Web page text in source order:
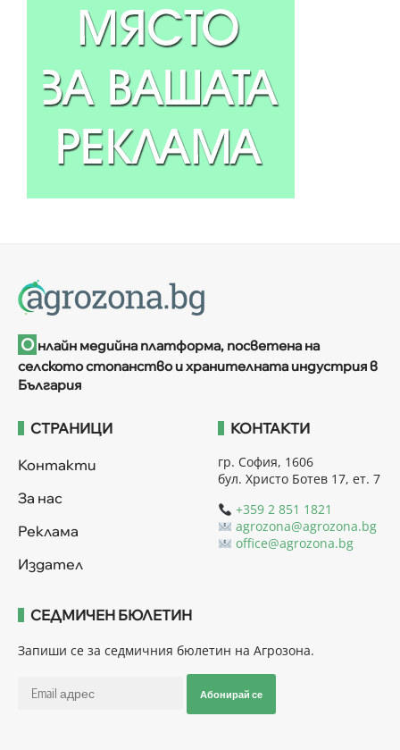
О нлайн медийна платформа, посветена на
селското стопанство и хранителната индустрия в
България
СТРАНИЦИ
Контакти
За нас
Реклама
Издател
КОНТАКТИ
гр. София, 1606
бул. Христо Ботев 17, ет. 7
+359 2 851 1821
agrozona@agrozona.bg
office@agrozona.bg
СЕДМИЧЕН БЮЛЕТИН
Запиши се за седмичния бюлетин на Агрозона.
Абонирай се